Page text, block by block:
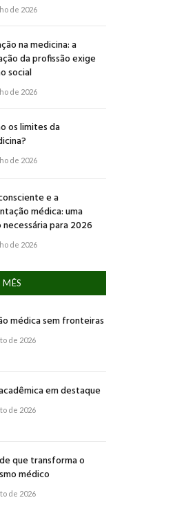
de 2026
na medicina: a
da profissão exige
social
de 2026
os limites da
de 2026
e a
médica: uma
para 2026
de 2026
médica sem fronteiras
de 2026
em destaque
de 2026
que transforma o
médico
de 2026